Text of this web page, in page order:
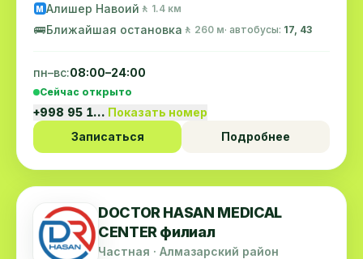
M Алишер Навоий 🚶 1.4 км
🚌Ближайшая остановка 🚶 260 м· автобусы: 17, 43
пн–вс:08:00–24:00
Сейчас открыто
+998 95 1… Показать номер
Записаться
Подробнее
DOCTOR HASAN MEDICAL
CENTER филиал
Частная · Алмазарский район